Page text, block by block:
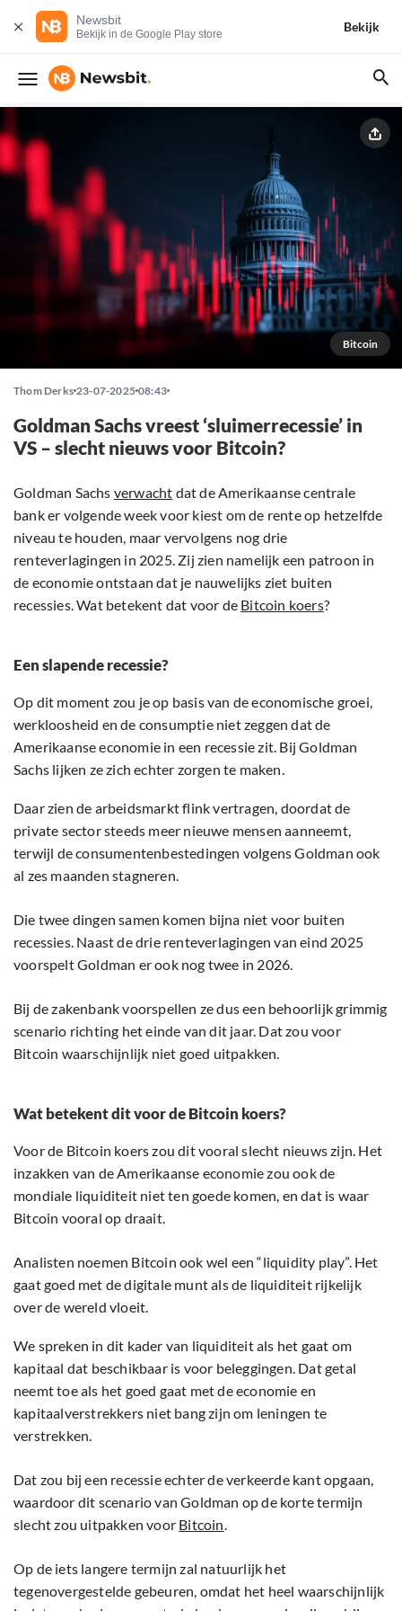
Newsbit
Bekijk in de Google Play store
Bekijk
Bitcoin
Thom Derks 23-07-2025 08:43
Goldman Sachs vreest ‘sluimerrecessie’ in
VS – slecht nieuws voor Bitcoin?
Goldman Sachs verwacht dat de Amerikaanse centrale
bank er volgende week voor kiest om de rente op hetzelfde
niveau te houden, maar vervolgens nog drie
renteverlagingen in 2025. Zij zien namelijk een patroon in
de economie ontstaan dat je nauwelijks ziet buiten
recessies. Wat betekent dat voor de Bitcoin koers?
Een slapende recessie?
Op dit moment zou je op basis van de economische groei,
werkloosheid en de consumptie niet zeggen dat de
Amerikaanse economie in een recessie zit. Bij Goldman
Sachs lijken ze zich echter zorgen te maken.
Daar zien de arbeidsmarkt flink vertragen, doordat de
private sector steeds meer nieuwe mensen aanneemt,
terwijl de consumentenbestedingen volgens Goldman ook
al zes maanden stagneren.
Die twee dingen samen komen bijna niet voor buiten
recessies. Naast de drie renteverlagingen van eind 2025
voorspelt Goldman er ook nog twee in 2026.
Bij de zakenbank voorspellen ze dus een behoorlijk grimmig
scenario richting het einde van dit jaar. Dat zou voor
Bitcoin waarschijnlijk niet goed uitpakken.
Wat betekent dit voor de Bitcoin koers?
Voor de Bitcoin koers zou dit vooral slecht nieuws zijn. Het
inzakken van de Amerikaanse economie zou ook de
mondiale liquiditeit niet ten goede komen, en dat is waar
Bitcoin vooral op draait.
Analisten noemen Bitcoin ook wel een “liquidity play”. Het
gaat goed met de digitale munt als de liquiditeit rijkelijk
over de wereld vloeit.
We spreken in dit kader van liquiditeit als het gaat om
kapitaal dat beschikbaar is voor beleggingen. Dat getal
neemt toe als het goed gaat met de economie en
kapitaalverstrekkers niet bang zijn om leningen te
verstrekken.
Dat zou bij een recessie echter de verkeerde kant opgaan,
waardoor dit scenario van Goldman op de korte termijn
slecht zou uitpakken voor Bitcoin.
Op de iets langere termijn zal natuurlijk het
tegenovergestelde gebeuren, omdat het heel waarschijnlijk